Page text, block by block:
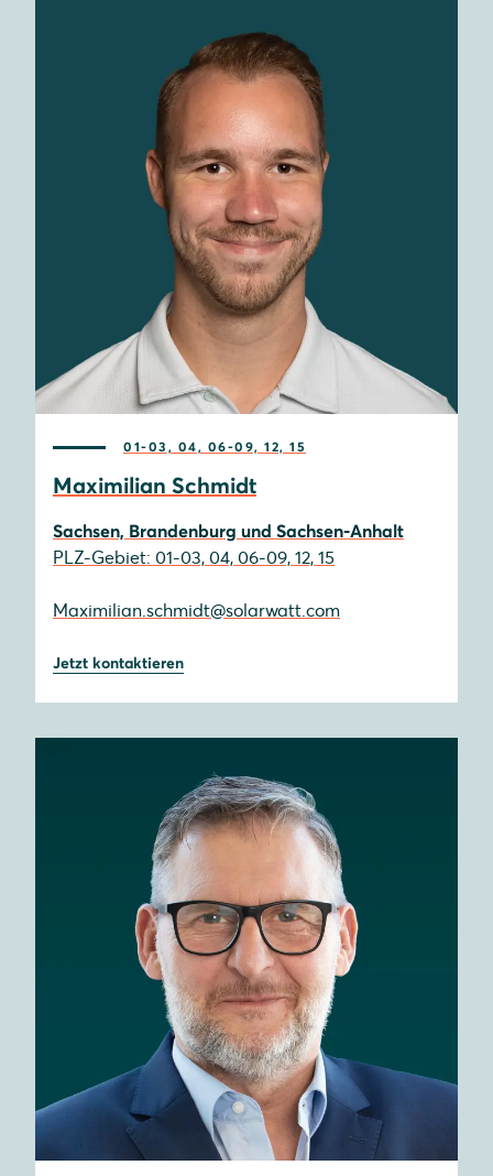
01-03, 04, 06-09, 12, 15
Maximilian Schmidt
Sachsen, Brandenburg und Sachsen-Anhalt
PLZ-Gebiet: 01-03, 04, 06-09, 12, 15
Maximilian.schmidt@solarwatt.com
Jetzt kontaktieren